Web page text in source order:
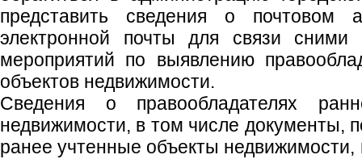
представить сведения о
электронной почты для связи
мероприятий по выявлению
объектов недвижимости.
Сведения о правообладателях
недвижимости, в том числе документы,
ранее учтенные объекты недвижимости,